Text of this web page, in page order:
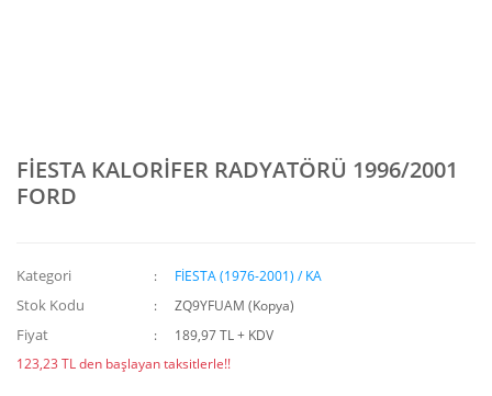
FİESTA KALORİFER RADYATÖRÜ 1996/2001
FORD
Kategori FİESTA (1976-2001) / KA
Stok Kodu ZQ9YFUAM (Kopya)
Fiyat
189,97 TL + KDV
123,23 TL den başlayan taksitlerle!!